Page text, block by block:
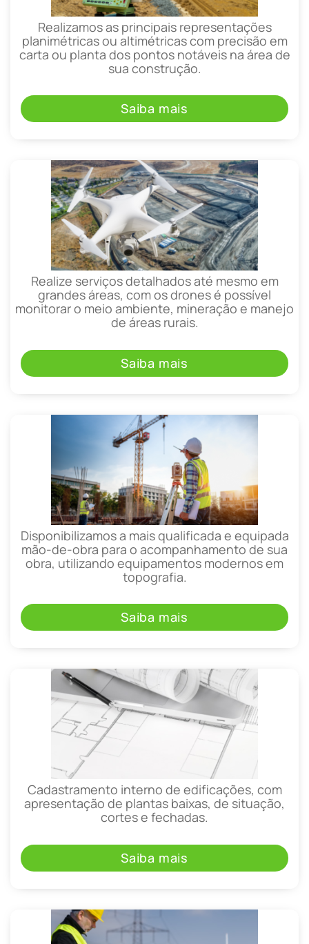
Realizamos as principais representações
planimétricas ou altimétricas com precisão em
carta ou planta dos pontos notáveis na área de
sua construção.
Saiba mais
Realize serviços detalhados até mesmo em
grandes áreas, com os drones é possível
monitorar o meio ambiente, mineração e manejo
de áreas rurais.
Saiba mais
Disponibilizamos a mais qualificada e equipada
mão-de-obra para o acompanhamento de sua
obra, utilizando equipamentos modernos em
topografia.
Saiba mais
Cadastramento interno de edificações, com
apresentação de plantas baixas, de situação,
cortes e fechadas.
Saiba mais